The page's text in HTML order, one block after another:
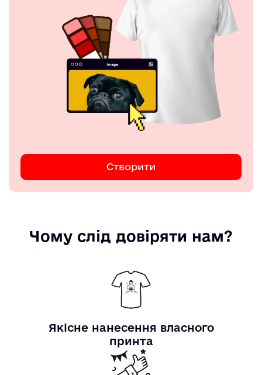
Створити
Чому слід довіряти нам?
Якісне нанесення власного
принта